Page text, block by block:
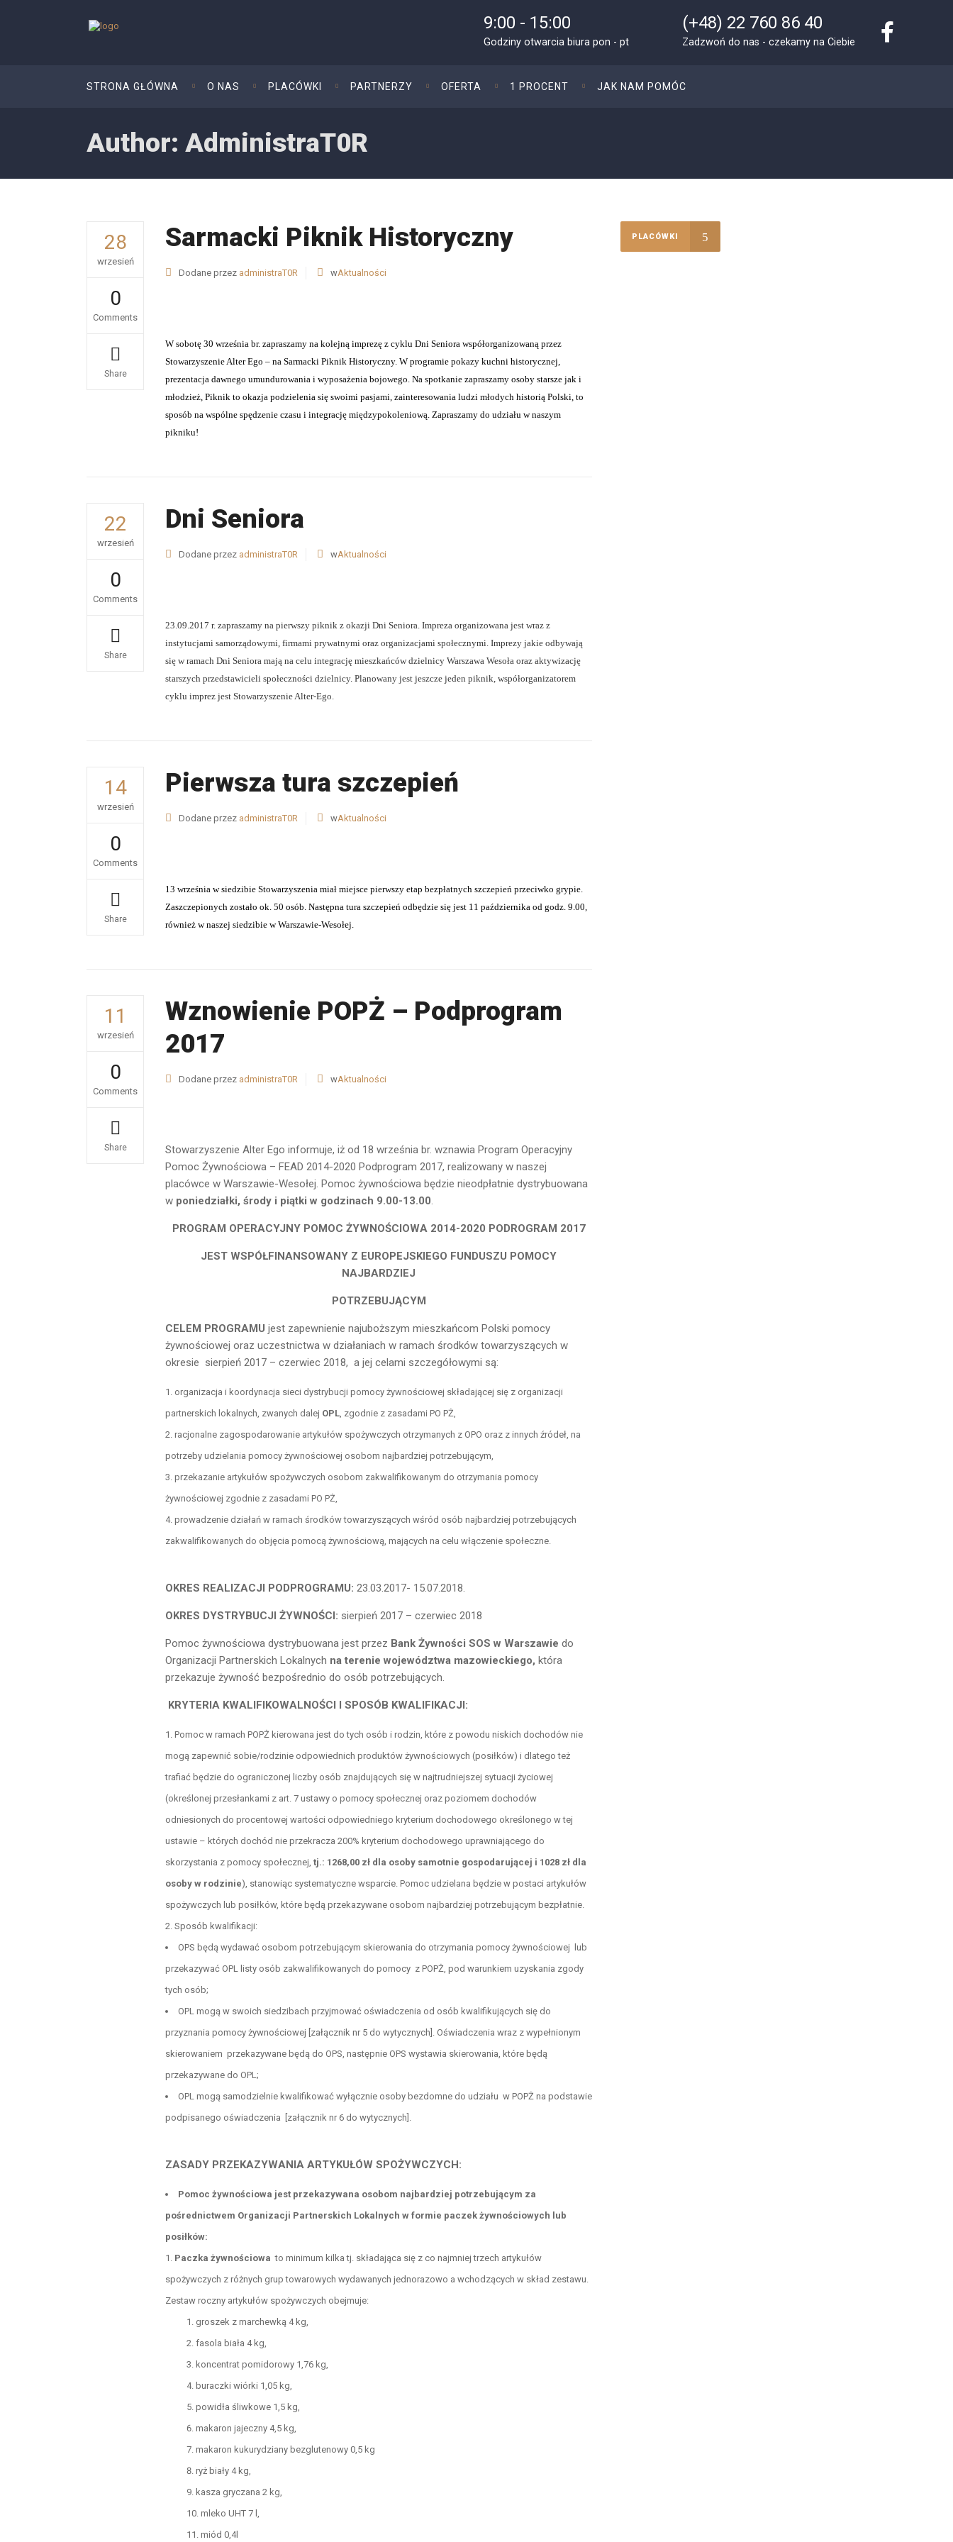
9:00 - 15:00
Godziny otwarcia biura pon - pt
(+48) 22 760 86 40
Zadzwoń do nas - czekamy na Ciebie
STRONA GŁÓWNA O NAS PLACÓWKI PARTNERZY OFERTA 1 PROCENT JAK NAM POMÓC
Author: AdministraT0R
28
wrzesień
0
Comments
Share
Sarmacki Piknik Historyczny
Dodane przez administraT0R wAktualności
W sobotę 30 września br. zapraszamy na kolejną imprezę z cyklu Dni Seniora współorganizowaną przez
Stowarzyszenie Alter Ego – na Sarmacki Piknik Historyczny. W programie pokazy kuchni historycznej,
prezentacja dawnego umundurowania i wyposażenia bojowego. Na spotkanie zapraszamy osoby starsze jak i
młodzież, Piknik to okazja podzielenia się swoimi pasjami, zainteresowania ludzi młodych historią Polski, to
sposób na wspólne spędzenie czasu i integrację międzypokoleniową. Zapraszamy do udziału w naszym
pikniku!
22
wrzesień
0
Comments
Share
Dni Seniora
Dodane przez administraT0R wAktualności
23.09.2017 r. zapraszamy na pierwszy piknik z okazji Dni Seniora. Impreza organizowana jest wraz z
instytucjami samorządowymi, firmami prywatnymi oraz organizacjami społecznymi. Imprezy jakie odbywają
się w ramach Dni Seniora mają na celu integrację mieszkańców dzielnicy Warszawa Wesoła oraz aktywizację
starszych przedstawicieli społeczności dzielnicy. Planowany jest jeszcze jeden piknik, współorganizatorem
cyklu imprez jest Stowarzyszenie Alter-Ego.
14
wrzesień
0
Comments
Share
Pierwsza tura szczepień
Dodane przez administraT0R wAktualności
13 września w siedzibie Stowarzyszenia miał miejsce pierwszy etap bezpłatnych szczepień przeciwko grypie.
Zaszczepionych zostało ok. 50 osób. Następna tura szczepień odbędzie się jest 11 października od godz. 9.00,
również w naszej siedzibie w Warszawie-Wesołej.
11
wrzesień
0
Comments
Share
Wznowienie POPŻ – Podprogram
2017
Dodane przez administraT0R wAktualności
Stowarzyszenie Alter Ego informuje, iż od 18 września br. wznawia Program Operacyjny
Pomoc Żywnościowa – FEAD 2014-2020 Podprogram 2017, realizowany w naszej
placówce w Warszawie-Wesołej. Pomoc żywnościowa będzie nieodpłatnie dystrybuowana
w poniedziałki, środy i piątki w godzinach 9.00-13.00.
PROGRAM OPERACYJNY POMOC ŻYWNOŚCIOWA 2014-2020 PODROGRAM 2017
JEST WSPÓŁFINANSOWANY Z EUROPEJSKIEGO FUNDUSZU POMOCY
NAJBARDZIEJ
POTRZEBUJĄCYM
CELEM PROGRAMU jest zapewnienie najuboższym mieszkańcom Polski pomocy
żywnościowej oraz uczestnictwa w działaniach w ramach środków towarzyszących w
okresie sierpień 2017 – czerwiec 2018, a jej celami szczegółowymi są:
organizacja i koordynacja sieci dystrybucji pomocy żywnościowej składającej się z organizacji
partnerskich lokalnych, zwanych dalej OPL, zgodnie z zasadami PO PŻ,
racjonalne zagospodarowanie artykułów spożywczych otrzymanych z OPO oraz z innych źródeł, na
potrzeby udzielania pomocy żywnościowej osobom najbardziej potrzebującym,
przekazanie artykułów spożywczych osobom zakwalifikowanym do otrzymania pomocy
żywnościowej zgodnie z zasadami PO PŻ,
prowadzenie działań w ramach środków towarzyszących wśród osób najbardziej potrzebujących
zakwalifikowanych do objęcia pomocą żywnościową, mających na celu włączenie społeczne.
OKRES REALIZACJI PODPROGRAMU: 23.03.2017- 15.07.2018.
OKRES DYSTRYBUCJI ŻYWNOŚCI: sierpień 2017 – czerwiec 2018
Pomoc żywnościowa dystrybuowana jest przez Bank Żywności SOS w Warszawie do
Organizacji Partnerskich Lokalnych na terenie województwa mazowieckiego, która
przekazuje żywność bezpośrednio do osób potrzebujących.
KRYTERIA KWALIFIKOWALNOŚCI I SPOSÓB KWALIFIKACJI:
Pomoc w ramach POPŻ kierowana jest do tych osób i rodzin, które z powodu niskich dochodów nie
mogą zapewnić sobie/rodzinie odpowiednich produktów żywnościowych (posiłków) i dlatego też
trafiać będzie do ograniczonej liczby osób znajdujących się w najtrudniejszej sytuacji życiowej
(określonej przesłankami z art. 7 ustawy o pomocy społecznej oraz poziomem dochodów
odniesionych do procentowej wartości odpowiedniego kryterium dochodowego określonego w tej
ustawie – których dochód nie przekracza 200% kryterium dochodowego uprawniającego do
skorzystania z pomocy społecznej, tj.: 1268,00 zł dla osoby samotnie gospodarującej i 1028 zł dla
osoby w rodzinie), stanowiąc systematyczne wsparcie. Pomoc udzielana będzie w postaci artykułów
spożywczych lub posiłków, które będą przekazywane osobom najbardziej potrzebującym bezpłatnie.
Sposób kwalifikacji:
OPS będą wydawać osobom potrzebującym skierowania do otrzymania pomocy żywnościowej lub
przekazywać OPL listy osób zakwalifikowanych do pomocy z POPŻ, pod warunkiem uzyskania zgody
tych osób;
OPL mogą w swoich siedzibach przyjmować oświadczenia od osób kwalifikujących się do
przyznania pomocy żywnościowej [załącznik nr 5 do wytycznych]. Oświadczenia wraz z wypełnionym
skierowaniem przekazywane będą do OPS, następnie OPS wystawia skierowania, które będą
przekazywane do OPL;
OPL mogą samodzielnie kwalifikować wyłącznie osoby bezdomne do udziału w POPŻ na podstawie
podpisanego oświadczenia [załącznik nr 6 do wytycznych].
ZASADY PRZEKAZYWANIA ARTYKUŁÓW SPOŻYWCZYCH:
Pomoc żywnościowa jest przekazywana osobom najbardziej potrzebującym za
pośrednictwem Organizacji Partnerskich Lokalnych w formie paczek żywnościowych lub
posiłków:
Paczka żywnościowa to minimum kilka tj. składająca się z co najmniej trzech artykułów
spożywczych z różnych grup towarowych wydawanych jednorazowo a wchodzących w skład zestawu.
Zestaw roczny artykułów spożywczych obejmuje:
groszek z marchewką 4 kg,
fasola biała 4 kg,
koncentrat pomidorowy 1,76 kg,
buraczki wiórki 1,05 kg,
powidła śliwkowe 1,5 kg,
makaron jajeczny 4,5 kg,
makaron kukurydziany bezglutenowy 0,5 kg
ryż biały 4 kg,
kasza gryczana 2 kg,
mleko UHT 7 l,
miód 0,4l
PLACÓWKI